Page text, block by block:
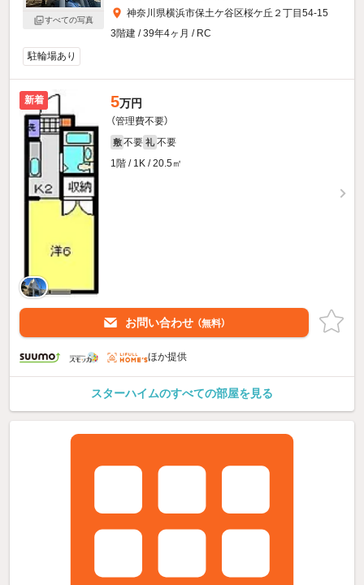
すべての写真
神奈川県横浜市保土ケ谷区桜ケ丘２丁目54-15
3階建 / 39年4ヶ月 / RC
駐輪場あり
新着 5万円
（管理費不要）
敷 不要 礼 不要
1階 / 1K / 20.5㎡
お問い合わせ （無料）
ほか提供
スターハイムのすべての部屋を見る